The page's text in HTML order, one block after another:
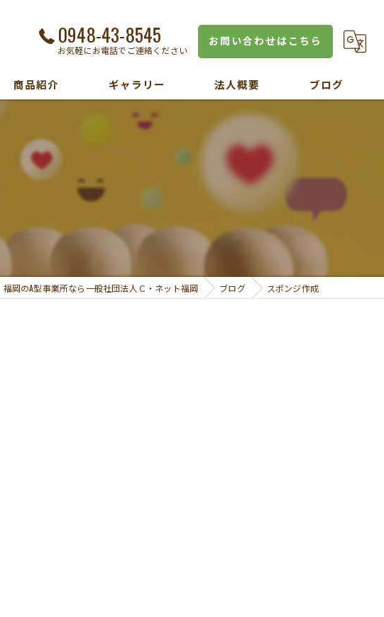
0948-43-8545
お気軽にお電話でご連絡ください
お問い合わせはこちら
商品紹介 ギャラリー 法人概要 ブログ
福岡のA型事業所なら一般社団法人Ｃ・ネット福岡 ブログ スポンジ作成